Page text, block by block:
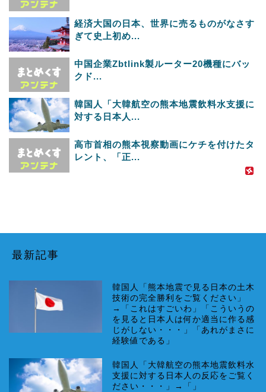
経済大国の日本、世界に売るものがなさす
ぎて史上初め...
中国企業Zbtlink製ルーター20機種にバッ
クド...
韓国人「大韓航空の熊本地震飲料水支援に
対する日本人...
高市首相の熊本視察動画にケチを付けたタ
レント、「正...
最新記事
韓国人「熊本地震で見る日本の土木
技術の完全勝利をご覧ください」
→「これはすごいわ」「こういうの
を見ると日本人は何か適当に作る感
じがしない・・・」「あれがまさに
経験値である」
韓国人「大韓航空の熊本地震飲料水
支援に対する日本人の反応をご覧く
ださい・・・」→「」